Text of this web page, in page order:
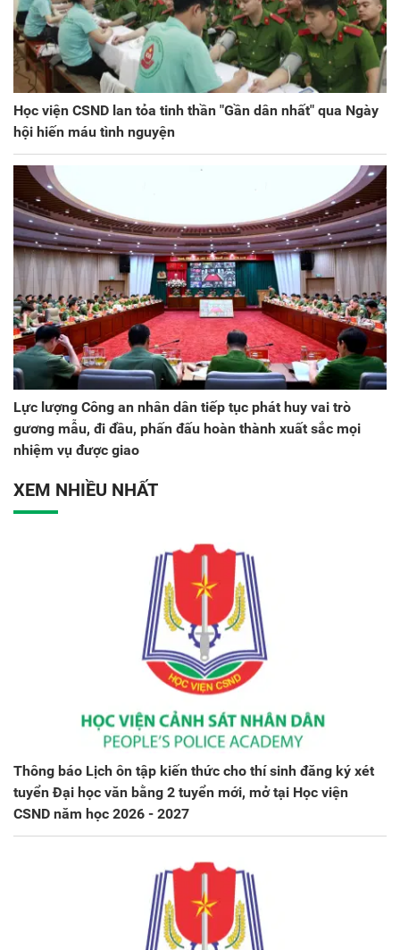
Học viện CSND lan tỏa tinh thần "Gần dân nhất" qua Ngày
hội hiến máu tình nguyện
Lực lượng Công an nhân dân tiếp tục phát huy vai trò
gương mẫu, đi đầu, phấn đấu hoàn thành xuất sắc mọi
nhiệm vụ được giao
XEM NHIỀU NHẤT
Thông báo Lịch ôn tập kiến thức cho thí sinh đăng ký xét
tuyển Đại học văn bằng 2 tuyển mới, mở tại Học viện
CSND năm học 2026 - 2027